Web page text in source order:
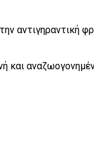
αντιγηραντική
και